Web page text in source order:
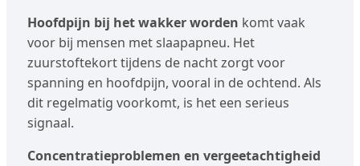
Hoofdpijn bij het wakker worden komt vaak
voor bij mensen met slaapapneu. Het
zuurstoftekort tijdens de nacht zorgt voor
spanning en hoofdpijn, vooral in de ochtend. Als
dit regelmatig voorkomt, is het een serieus
signaal.
Concentratieproblemen en vergeetachtigheid